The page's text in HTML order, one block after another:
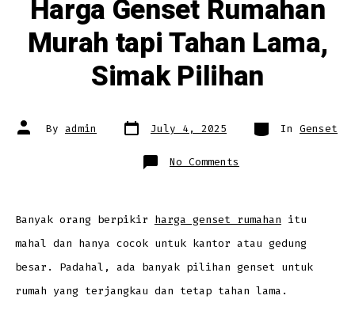
Harga Genset Rumahan
Murah tapi Tahan Lama,
Simak Pilihan
Post
author
By admin Post
date July 4, 2025 Categories
In Genset
No Comments
Harga
Tahan
Lama,
Simak
Pilihan
Banyak orang berpikir harga genset rumahan itu
mahal dan hanya cocok untuk kantor atau gedung
besar. Padahal, ada banyak pilihan genset untuk
rumah yang terjangkau dan tetap tahan lama.